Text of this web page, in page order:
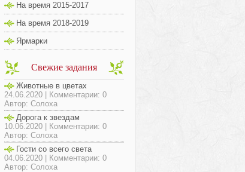
На время 2015-2017
На время 2018-2019
Ярмарки
Свежие задания
Животные в цветах
24.06.2020 | Комментарии: 0
Автор: Солоха
Дорога к звездам
10.06.2020 | Комментарии: 0
Автор: Солоха
Гости со всего света
04.06.2020 | Комментарии: 0
Автор: Солоха